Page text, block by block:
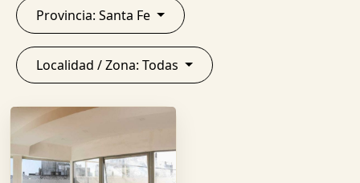
Provincia: Santa Fe
Localidad / Zona: Todas